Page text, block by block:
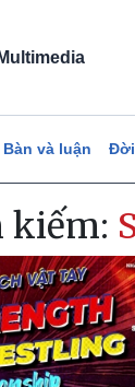
Multimedia
Bàn và luận Đời
kiếm: